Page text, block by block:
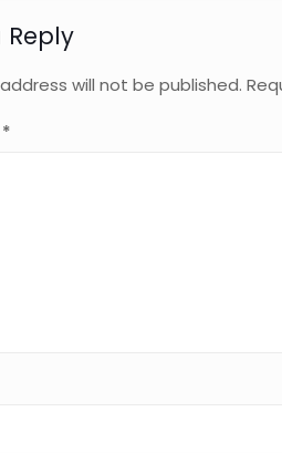
Reply
will not be published.
*